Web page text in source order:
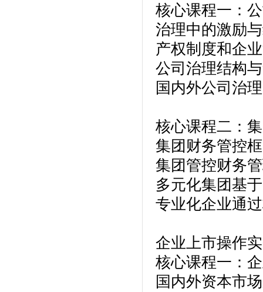
核心课程一：
治理中的激励
产权制度和企
公司治理结构
国内外公司治
核心课程二：
集团财务管控
集团管控财务
多元化集团基
专业化企业通
企业上市操作
核心课程一：
国内外资本市